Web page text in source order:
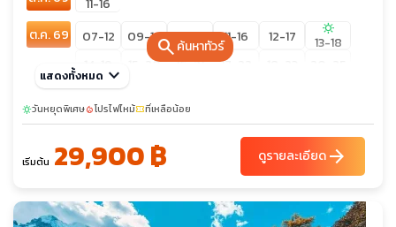
searchค้นหาทัวร์
11-16
ต.ค. 69
07-12 09-14 10-15 11-16 12-17 sunny
13-18
15-20 16-21 17-22
เต็ม
แสดงทั้งหมด keyboard_arrow_down
sunnyวันหยุดพิเศษlocal_fire_departmentโปรไฟไหม้confirmation_numberที่เหลือน้อย
เริ่มต้น 29,900 ฿ ดูรายละเอียดarrow_forward